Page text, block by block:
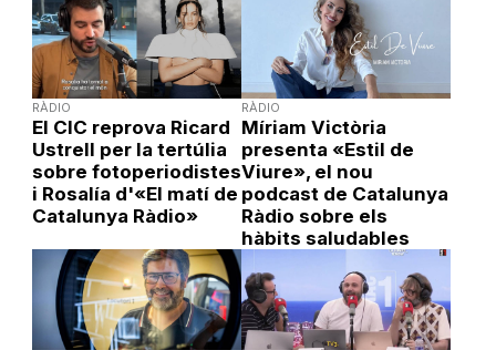
RÀDIO
El CIC reprova Ricard
Ustrell per la tertúlia
sobre fotoperiodistes
i Rosalía d'«El matí de
Catalunya Ràdio»
RÀDIO
Míriam Victòria
presenta «Estil de
Viure», el nou
podcast de Catalunya
Ràdio sobre els
hàbits saludables